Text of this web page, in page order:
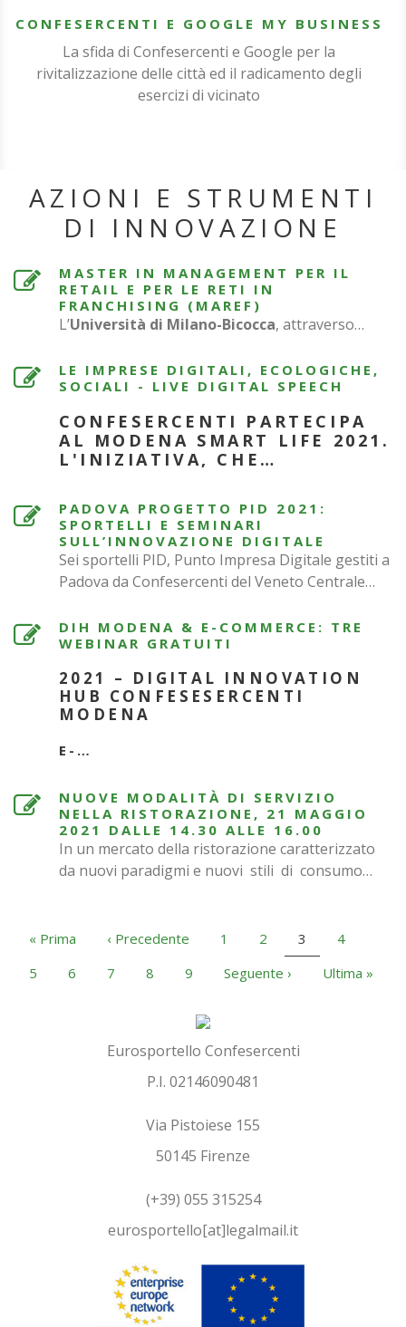
CONFESERCENTI E GOOGLE MY BUSINESS
La sfida di Confesercenti e Google per la
rivitalizzazione delle città ed il radicamento degli
esercizi di vicinato
AZIONI E STRUMENTI
DI INNOVAZIONE
MASTER IN MANAGEMENT PER IL
RETAIL E PER LE RETI IN
FRANCHISING (MAREF)
L’Università di Milano-Bicocca, attraverso…
LE IMPRESE DIGITALI, ECOLOGICHE,
SOCIALI - LIVE DIGITAL SPEECH
CONFESERCENTI PARTECIPA
AL MODENA SMART LIFE 2021.
L'INIZIATIVA, CHE…
PADOVA PROGETTO PID 2021:
SPORTELLI E SEMINARI
SULL’INNOVAZIONE DIGITALE
Sei sportelli PID, Punto Impresa Digitale gestiti a
Padova da Confesercenti del Veneto Centrale…
DIH MODENA & E-COMMERCE: TRE
WEBINAR GRATUITI
2021 – DIGITAL INNOVATION
HUB CONFESESERCENTI
MODENA
E-…
NUOVE MODALITÀ DI SERVIZIO
NELLA RISTORAZIONE, 21 MAGGIO
2021 DALLE 14.30 ALLE 16.00
In un mercato della ristorazione caratterizzato
da nuovi paradigmi e nuovi stili di consumo…
PAGINAZIONE
Prima
« Prima Pagina
‹ Precedente Pagina
1 Pagina
2 Pagina
attuale
3 Pagina
4
Pagina
5 Pagina
6 Pagina
7 Pagina
8 Pagina
9 Pagina
successiva
Seguente › Ultima
Ultima »
Eurosportello Confesercenti
P.I. 02146090481
Via Pistoiese 155
50145 Firenze
(+39) 055 315254
eurosportello[at]legalmail.it